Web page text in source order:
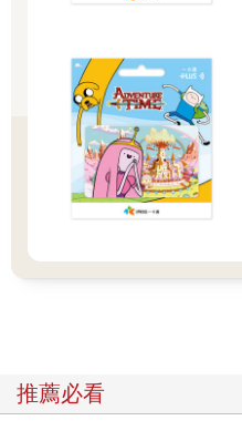
推薦必看